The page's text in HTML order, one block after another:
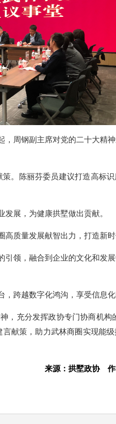
周钢副主席对党的二十大精
策。陈丽芬委员建议打造高标
展，为健康拱墅做出贡献。
质量发展献智出力，打造新时
领，融合到企业的文化和发
跨越数字化鸿沟，享受信息化
，充分发挥政协专门协商机构
献策，助力武林商圈实现能
来源：拱墅政协